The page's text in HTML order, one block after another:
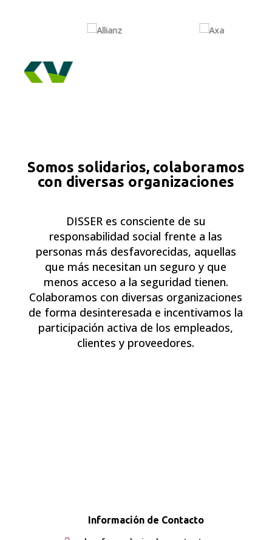
Somos solidarios, colaboramos
con diversas organizaciones
DISSER es consciente de su
responsabilidad social frente a las
personas más desfavorecidas, aquellas
que más necesitan un seguro y que
menos acceso a la seguridad tienen.
Colaboramos con diversas organizaciones
de forma desinteresada e incentivamos la
participación activa de los empleados,
clientes y proveedores.
Información de Contacto